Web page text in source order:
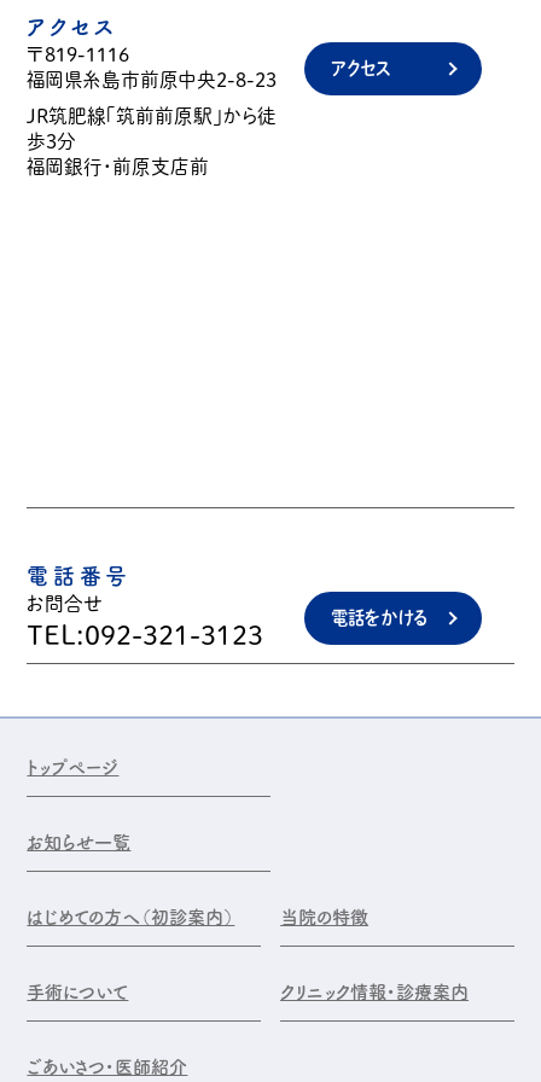
アクセス
〒819-1116
福岡県糸島市前原中央2-8-23
JR筑肥線「筑前前原駅」から徒
歩3分
福岡銀行・前原支店前
アクセス
電話番号
お問合せ
TEL:092-321-3123
電話をかける
トップページ
お知らせ一覧
はじめての方へ（初診案内） 当院の特徴
手術について クリニック情報・診療案内
ごあいさつ・医師紹介